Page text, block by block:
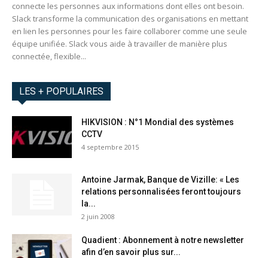
connecte les personnes aux informations dont elles ont besoin.
Slack transforme la communication des organisations en mettant
en lien les personnes pour les faire collaborer comme une seule
équipe unifiée. Slack vous aide à travailler de manière plus
connectée, flexible...
LES + POPULAIRES
HIKVISION : N°1 Mondial des systèmes
CCTV
4 septembre 2015
Antoine Jarmak, Banque de Vizille: « Les
relations personnalisées feront toujours
la...
2 juin 2008
Quadient : Abonnement à notre newsletter
afin d’en savoir plus sur...